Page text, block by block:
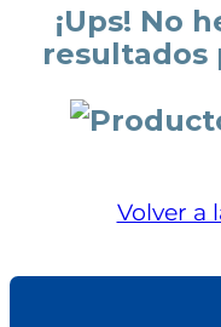
¡Ups! No
resultados
Volver a